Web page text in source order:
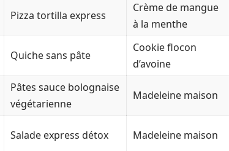
Pizza tortilla express
Crème de mangue
à la menthe
Quiche sans pâte
Cookie flocon
d’avoine
Pâtes sauce bolognaise
végétarienne
Madeleine maison
Salade express détox Madeleine maison